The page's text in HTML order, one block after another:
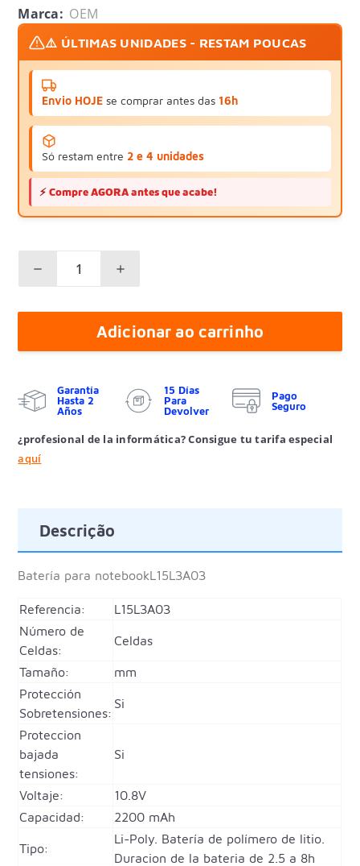
Marca: OEM
⚠️ ÚLTIMAS UNIDADES - RESTAM POUCAS
Envio HOJE se comprar antes das 16h
Só restam entre 2 e 4 unidades
⚡Compre AGORA antes que acabe!
Adicionar ao carrinho
Garantía
Hasta 2
Años
15 Días
Para
Devolver
Pago
Seguro
¿profesional de la informática? Consigue tu tarifa especial
aquí
Descrição
Batería para notebookL15L3A03
Referencia:
L15L3A03
Número de
Celdas:
Celdas
Tamaño:
mm
Protección
Sobretensiones:
Si
Proteccion
bajada
tensiones:
Si
Voltaje:
10.8V
Capacidad:
2200 mAh
Tipo:
Li-Poly. Batería de polímero de litio.
Duracion de la bateria de 2.5 a 8h